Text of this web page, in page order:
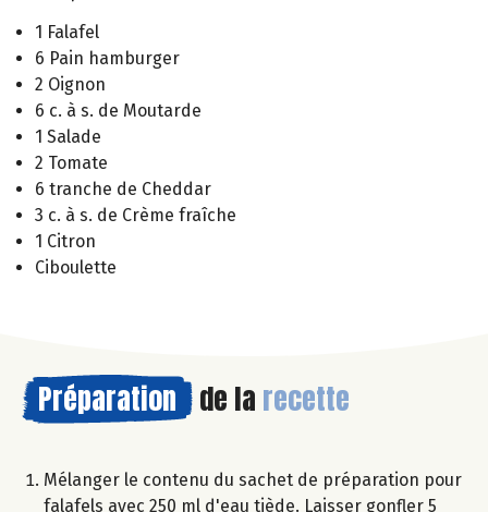
1 Falafel
6 Pain hamburger
2 Oignon
6 c. à s. de Moutarde
1 Salade
2 Tomate
6 tranche de Cheddar
3 c. à s. de Crème fraîche
1 Citron
Ciboulette
Préparation de la recette
Mélanger le contenu du sachet de préparation pour
falafels avec 250 ml d'eau tiède. Laisser gonfler 5